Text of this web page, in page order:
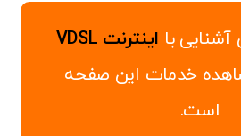
آشنایی با اینترنت VDSL
خدمات این صفحه
است.